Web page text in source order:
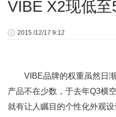
VIBE X2现低至
2015 /12/17 9:12
VIBE品牌的权重虽然日
产品不在少数，于去年Q3横
就有让人瞩目的个性化外观